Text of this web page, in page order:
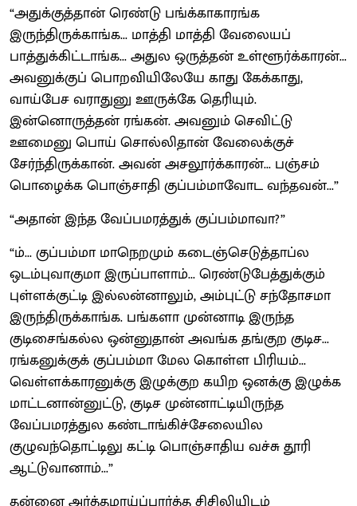
“அதுக்குத்தான் ரெண்டு பங்க்காகாரங்க
இருந்திருக்காங்க... மாத்தி மாத்தி வேலையப்
பாத்துக்கிட்டாங்க... அதுல ஒருத்தன் உள்ளூர்க்காரன்...
அவனுக்குப் பொறவியிலேயே காது கேக்காது,
வாய்பேச வராதுனு ஊருக்கே தெரியும்.
இன்னொருத்தன் ரங்கன். அவனும் செவிட்டு
ஊமைனு பொய் சொல்லிதான் வேலைக்குச்
சேர்ந்திருக்கான். அவன் அசலூர்க்காரன்... பஞ்சம்
பொழைக்க பொஞ்சாதி குப்பம்மாவோட வந்தவன்...”
“அதான் இந்த வேப்பமரத்துக் குப்பம்மாவா?”
“ம்... குப்பம்மா மாநெறமும் கடைஞ்செடுத்தாப்ல
ஒடம்புவாகுமா இருப்பாளாம்... ரெண்டுபேத்துக்கும்
புள்ளக்குட்டி இல்லன்னாலும், அம்புட்டு சந்தோசமா
இருந்திருக்காங்க. பங்களா முன்னாடி இருந்த
குடிசைங்கல்ல ஒன்னுதான் அவங்க தங்குற குடிச...
ரங்கனுக்குக் குப்பம்மா மேல கொள்ள பிரியம்...
வெள்ளக்காரனுக்கு இழுக்குற கயிற ஒனக்கு இழுக்க
மாட்டனான்னுட்டு, குடிச முன்னாட்டியிருந்த
வேப்பமரத்துல கண்டாங்கிச்சேலையில
குழுவந்தொட்டிலு கட்டி பொஞ்சாதிய வச்சு தூரி
ஆட்டுவானாம்...”